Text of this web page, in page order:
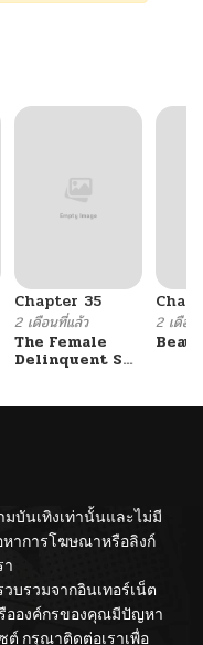
Chapter 35
2 เดือนที่แล้ว
The Female
Delinquent Set
2 เดือน
มบันเทิงเท่านั้นและไม่มี
หาการโฆษณาหรือลิงก์
บรวมจากอินเทอร์เน็ต
อองค์กรของคุณมีปัญหา
ต์ กรุณาติดต่อเราเพื่อ